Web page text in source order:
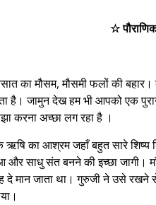
☆
का मौसम, मौसमी फलों की
है। जामुन देख हम भी आपको एक
करना अच्छा लग रहा है ।
ऋषि का आश्रम जहाँ बहुत सारे शिष्य
और साधु संत बनने की इच्छा जागी।
दे मान जाता था। गुरुजी ने उसे रखने